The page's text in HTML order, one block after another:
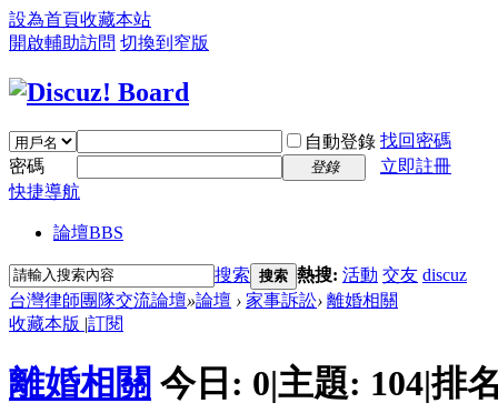
設為首頁收藏本站
開啟輔助訪問 切換到窄版
自動登錄 找回密碼
密碼
登錄
立即註冊
快捷導航
論壇BBS
搜索 搜索 熱搜: 活動 交友 discuz
台灣律師團隊交流論壇»論壇 › 家事訴訟› 離婚相關
收藏本版 |訂閱
離婚相關 今日: 0|主題: 104|排